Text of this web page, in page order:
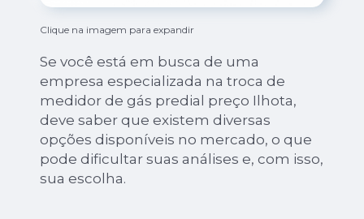
Clique na imagem para expandir
Se você está em busca de uma
empresa especializada na troca de
medidor de gás predial preço Ilhota,
deve saber que existem diversas
opções disponíveis no mercado, o que
pode dificultar suas análises e, com isso,
sua escolha.